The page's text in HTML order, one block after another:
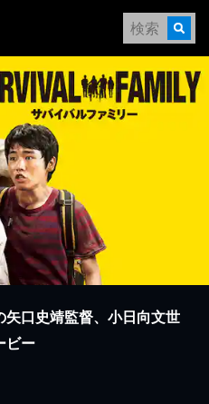
矢口史靖監督、小日向文世
ビー